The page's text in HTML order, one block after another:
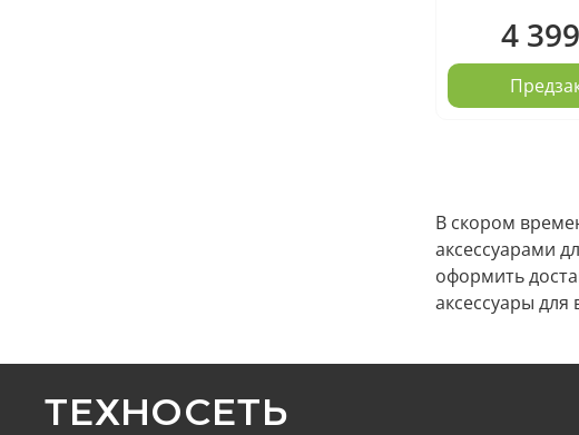
4
В скором
аксессуарами
оформить
аксессуары для
ТЕХНОСЕТЬ